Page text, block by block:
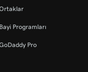
Bayi Programları
Pro